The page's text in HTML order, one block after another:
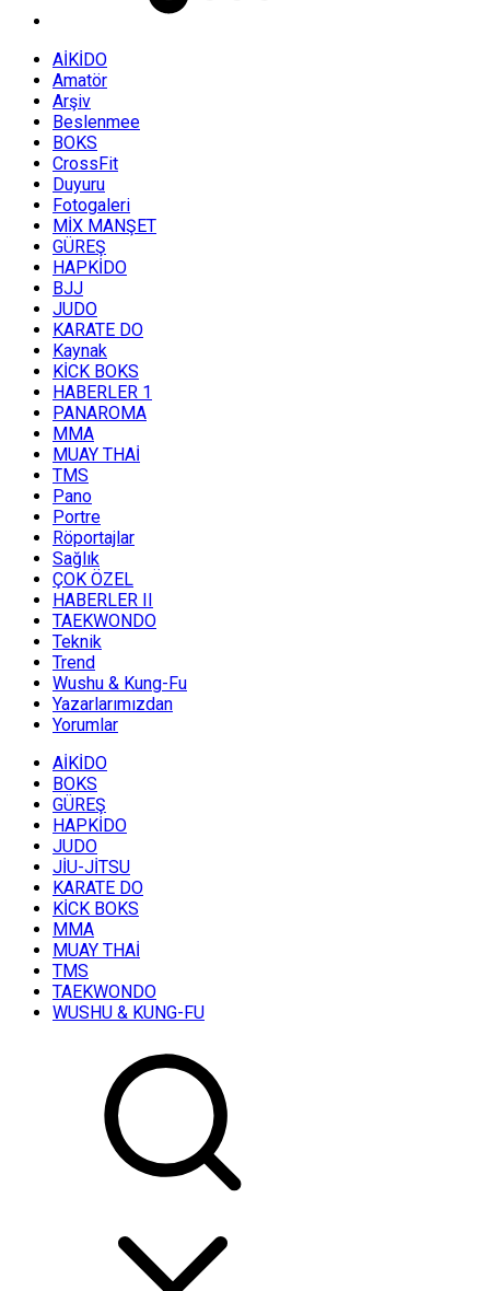
AİKİDO
Amatör
Arşiv
Beslenmee
BOKS
CrossFit
Duyuru
Fotogaleri
MİX MANŞET
GÜREŞ
HAPKİDO
BJJ
JUDO
KARATE DO
Kaynak
KİCK BOKS
HABERLER 1
PANAROMA
MMA
MUAY THAİ
TMS
Pano
Portre
Röportajlar
Sağlık
ÇOK ÖZEL
HABERLER II
TAEKWONDO
Teknik
Trend
Wushu & Kung-Fu
Yazarlarımızdan
Yorumlar
AİKİDO
BOKS
GÜREŞ
HAPKİDO
JUDO
JİU-JİTSU
KARATE DO
KİCK BOKS
MMA
MUAY THAİ
TMS
TAEKWONDO
WUSHU & KUNG-FU